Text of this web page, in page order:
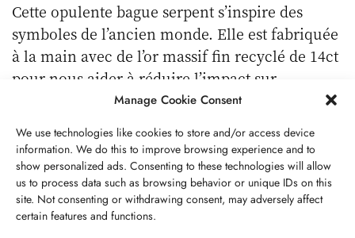
Manage Cookie Consent
We use technologies like cookies to store and/or access device
information. We do this to improve browsing experience and to
show personalized ads. Consenting to these technologies will allow
us to process data such as browsing behavior or unique IDs on this
site. Not consenting or withdrawing consent, may adversely affect
certain features and functions.
Cette opulente bague serpent s’inspire des
symboles de l’ancien monde. Elle est fabriquée
à la main avec de l’or massif fin recyclé de 14ct
pour nous aider à réduire l’impact sur
l’environnement ; les détails de l’échelle sont
ornés de pavés de diamants blancs et de
diamants noirs insérés.
Read More
Que signifie la main de Fatma ? Signification,
bijou, malheur, origine.